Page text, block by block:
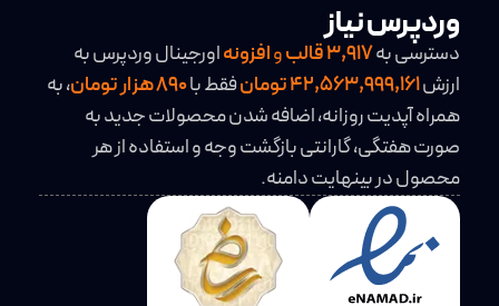
وردپرس نیاز
دسترسی به3,917قالبوافزونهاورجینال وردپرس به
ارزش42,563,999,161 تومان فقط با
، به
همراه آپدیت روزانه، اضافه شدن محصولات جدید به
صورت هفتگی، گارانتی بازگشت وجه و استفاده از هر
محصول در بینهایت دامنه.